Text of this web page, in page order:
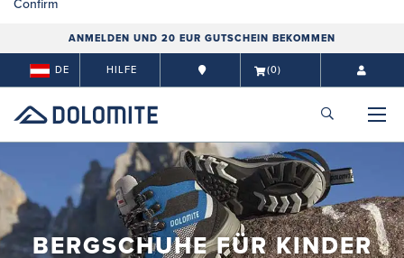
Confirm
ANMELDEN UND 20 EUR GUTSCHEIN BEKOMMEN
DE HILFE (0)
BERGSCHUHE FÜR KINDER